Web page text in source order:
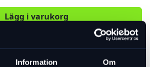
Information Om
Lägg i varukorg